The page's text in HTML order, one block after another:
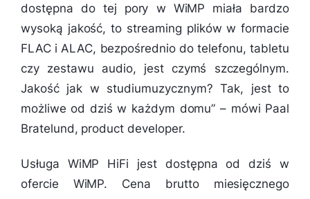
dostępna do tej pory w WiMP miała bardzo
wysoką jakość, to streaming plików w formacie
FLAC i ALAC, bezpośrednio do telefonu, tabletu
czy zestawu audio, jest czymś szczególnym.
Jakość jak w studiumuzycznym? Tak, jest to
możliwe od dziś w każdym domu” – mówi Paal
Bratelund, product developer.
Usługa WiMP HiFi jest dostępna od dziś w
ofercie WiMP. Cena brutto miesięcznego